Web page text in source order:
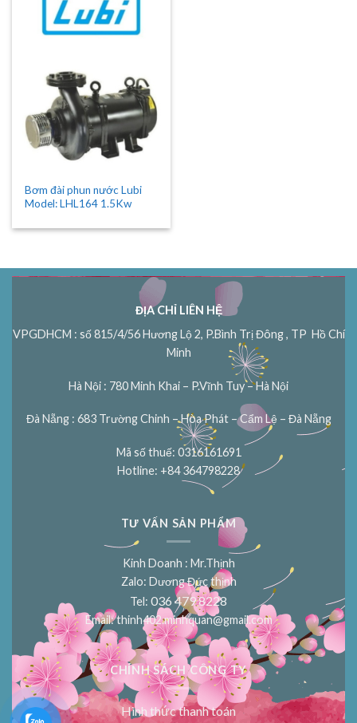
Bơm đài phun nước Lubi
Model: LHL164 1.5Kw
ĐỊA CHỈ LIÊN HỆ
VPGDHCM : số 815/4/56 Hương Lộ 2, P.Bình Trị Đông , TP Hồ Chí
Minh
Hà Nội : 780 Minh Khai – P.Vĩnh Tuy – Hà Nội
Đà Nẵng : 683 Trường Chinh – Hòa Phát – Cẩm Lệ – Đà Nẵng
Mã số thuế: 0316161691
Hotline: +84 364798228
TƯ VẤN SẢN PHẨM
Kinh Doanh : Mr.Thịnh
Zalo: Dương Đức thịnh
Tel: 036 479 8228
Email:thinh402.minhquan@gmail.com
CHÍNH SÁCH CÔNG TY
Hình thức thanh toán